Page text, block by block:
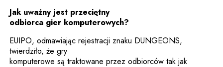
Jak uważny jest przeciętny
odbiorca gier komputerowych?
EUIPO, odmawiając rejestracji znaku DUNGEONS,
twierdziło, że gry
komputerowe są traktowane przez odbiorców tak jak